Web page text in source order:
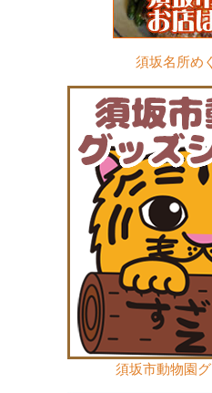
須坂名所め
須坂市動物園